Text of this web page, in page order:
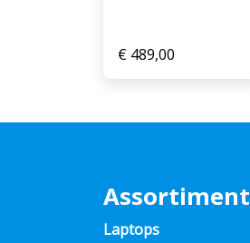
€ 489,00
Assortiment
Laptops